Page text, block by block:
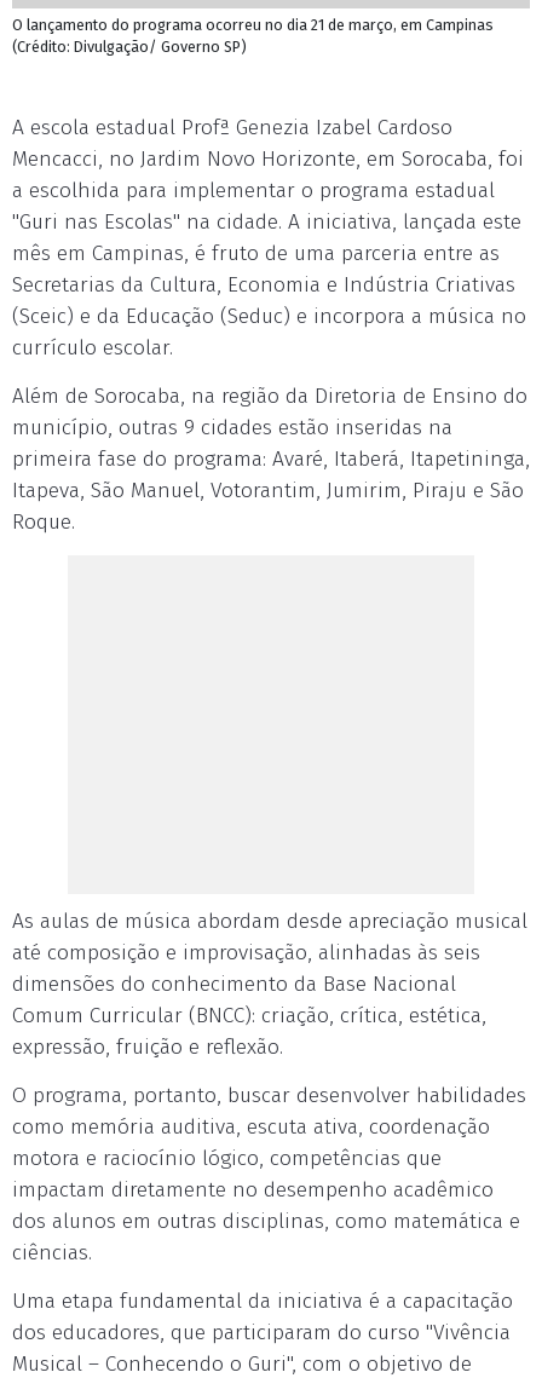
O lançamento do programa ocorreu no dia 21 de março, em Campinas
(Crédito: Divulgação/ Governo SP)
A escola estadual Profª Genezia Izabel Cardoso
Mencacci, no Jardim Novo Horizonte, em Sorocaba, foi
a escolhida para implementar o programa estadual
"Guri nas Escolas" na cidade. A iniciativa, lançada este
mês em Campinas, é fruto de uma parceria entre as
Secretarias da Cultura, Economia e Indústria Criativas
(Sceic) e da Educação (Seduc) e incorpora a música no
currículo escolar.
Além de Sorocaba, na região da Diretoria de Ensino do
município, outras 9 cidades estão inseridas na
primeira fase do programa: Avaré, Itaberá, Itapetininga,
Itapeva, São Manuel, Votorantim, Jumirim, Piraju e São
Roque.
As aulas de música abordam desde apreciação musical
até composição e improvisação, alinhadas às seis
dimensões do conhecimento da Base Nacional
Comum Curricular (BNCC): criação, crítica, estética,
expressão, fruição e reflexão.
O programa, portanto, buscar desenvolver habilidades
como memória auditiva, escuta ativa, coordenação
motora e raciocínio lógico, competências que
impactam diretamente no desempenho acadêmico
dos alunos em outras disciplinas, como matemática e
ciências.
Uma etapa fundamental da iniciativa é a capacitação
dos educadores, que participaram do curso "Vivência
Musical – Conhecendo o Guri", com o objetivo de